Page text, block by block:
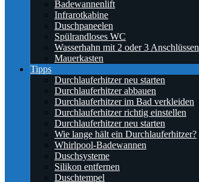
Badewannenlift
Infrarotkabine
Duschpaneelen
Spülrandloses WC
Wasserhahn mit 2 oder 3 Anschlüssen
Mauerkasten
Tipps
Durchlauferhitzer neu starten
Durchlauferhitzer abbauen
Durchlauferhitzer im Bad verkleiden
Durchlauferhitzer richtig einstellen
Durchlauferhitzer neu starten
Wie lange hält ein Durchlauferhitzer?
Whirlpool-Badewannen
Duschsysteme
Silikon entfernen
Duschtempel